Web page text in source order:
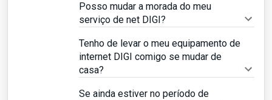
Posso mudar a morada do meu
serviço de net DIGI?
Tenho de levar o meu equipamento de
internet DIGI comigo se mudar de
casa?
Se ainda estiver no período de